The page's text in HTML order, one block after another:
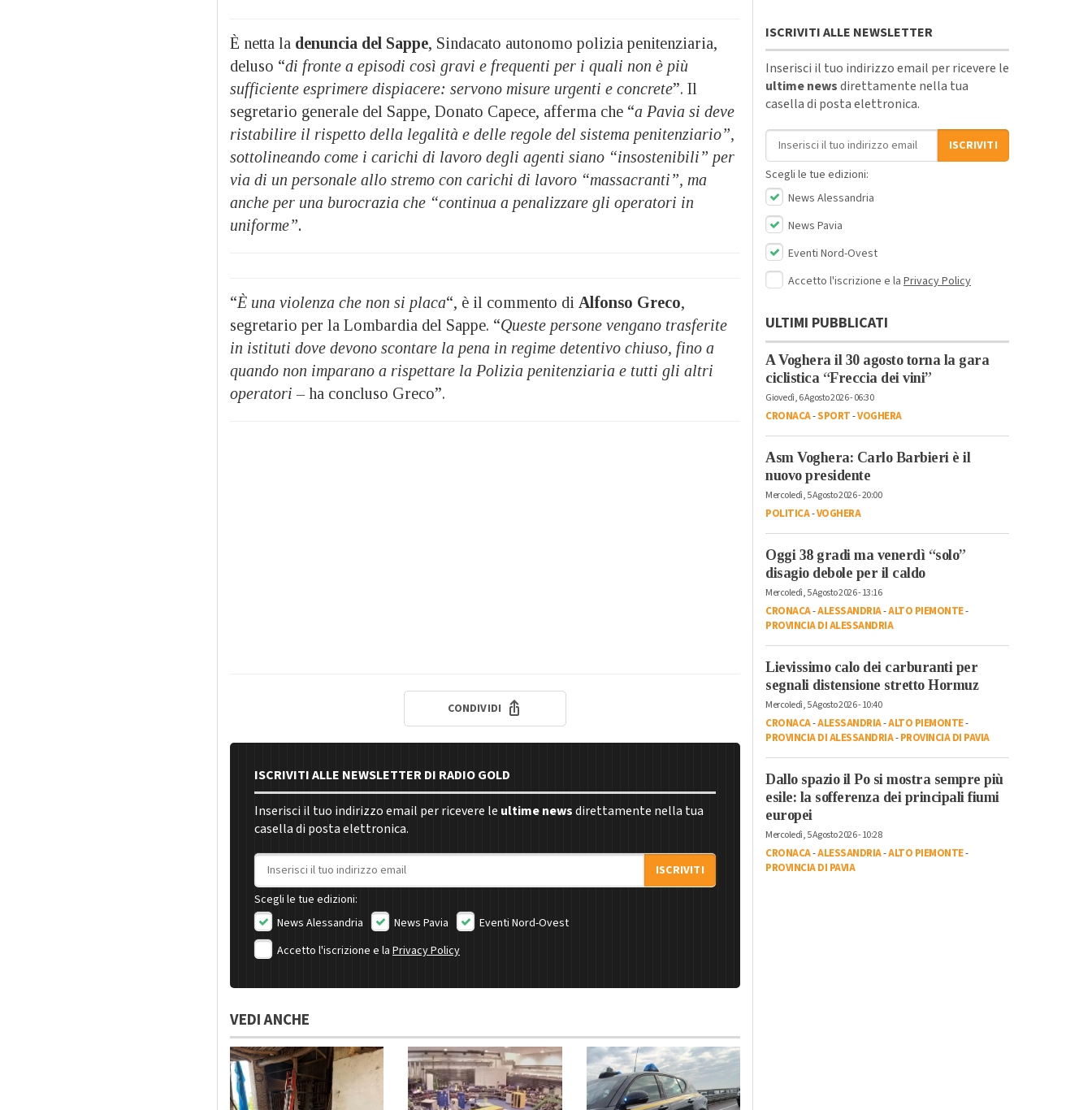
È netta la denuncia del Sappe, Sindacato autonomo polizia penitenziaria,
deluso “di fronte a episodi così gravi e frequenti per i quali non è più
sufficiente esprimere dispiacere: servono misure urgenti e concrete”. Il
segretario generale del Sappe, Donato Capece, afferma che “a Pavia si deve
ristabilire il rispetto della legalità e delle regole del sistema penitenziario”,
sottolineando come i carichi di lavoro degli agenti siano “insostenibili” per
via di un personale allo stremo con carichi di lavoro “massacranti”, ma
anche per una burocrazia che “continua a penalizzare gli operatori in
uniforme”.
“È una violenza che non si placa“, è il commento di Alfonso Greco,
segretario per la Lombardia del Sappe. “Queste persone vengano trasferite
in istituti dove devono scontare la pena in regime detentivo chiuso, fino a
quando non imparano a rispettare la Polizia penitenziaria e tutti gli altri
operatori – ha concluso Greco”.
CONDIVIDI
ISCRIVITI ALLE NEWSLETTER DI RADIO GOLD
Inserisci il tuo indirizzo email per ricevere le ultime newsdirettamente nella tua
casella di posta elettronica.
Indirizzo email
ISCRIVITI
Scegli le tue edizioni:
News Alessandria
News Pavia
Eventi Nord-Ovest
Accetto l'iscrizione e la Privacy Policy
VEDI ANCHE
ISCRIVITI ALLE NEWSLETTER
Inserisci il tuo indirizzo email per ricevere le
ultime newsdirettamente nella tua
casella di posta elettronica.
Indirizzo email
ISCRIVITI
Scegli le tue edizioni:
News Alessandria
News Pavia
Eventi Nord-Ovest
Accetto l'iscrizione e la Privacy Policy
ULTIMI PUBBLICATI
A Voghera il 30 agosto torna la gara
ciclistica “Freccia dei vini”
Giovedì, 6 Agosto 2026 - 06:30
CRONACA-SPORT-VOGHERA
Asm Voghera: Carlo Barbieri è il
nuovo presidente
Mercoledì, 5 Agosto 2026 - 20:00
POLITICA-VOGHERA
Oggi 38 gradi ma venerdì “solo”
disagio debole per il caldo
Mercoledì, 5 Agosto 2026 - 13:16
CRONACA-ALESSANDRIA-ALTO PIEMONTE-
PROVINCIA DI ALESSANDRIA
Lievissimo calo dei carburanti per
segnali distensione stretto Hormuz
Mercoledì, 5 Agosto 2026 - 10:40
CRONACA-ALESSANDRIA-ALTO PIEMONTE-
PROVINCIA DI ALESSANDRIA-PROVINCIA DI PAVIA
Dallo spazio il Po si mostra sempre più
esile: la sofferenza dei principali fiumi
europei
Mercoledì, 5 Agosto 2026 - 10:28
CRONACA-ALESSANDRIA-ALTO PIEMONTE-
PROVINCIA DI PAVIA